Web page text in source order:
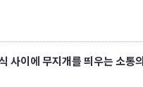
사이에 무지개를 띄우는 소통